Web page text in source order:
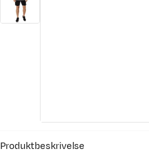
Produktbeskrivelse